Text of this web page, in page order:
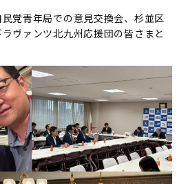
党青年局での意見交換会、杉並区
ヴァンツ北九州応援団の皆さまと